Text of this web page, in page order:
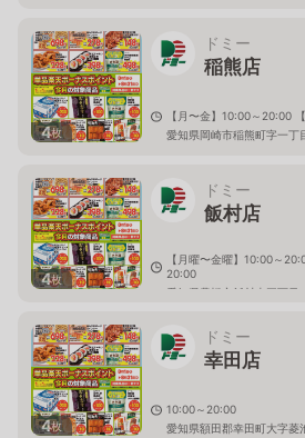
4枚
ドミー
稲熊店
【月〜金】10:00～20:00
愛知県岡崎市稲熊町字一丁
4枚
ドミー
飯村店
【月曜〜金曜】10:00～
20:00
愛知県豊橋市飯村南三丁目
4枚
ドミー
幸田店
10:00～20:00
愛知県額田郡幸田町大字菱